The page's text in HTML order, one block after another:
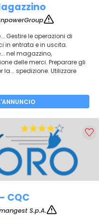
Gestire le operazioni di
in entrata e in uscita.
nel magazzino,
delle merci. Preparare gli
spedizione. Utilizzare
CQC
S.p.A.